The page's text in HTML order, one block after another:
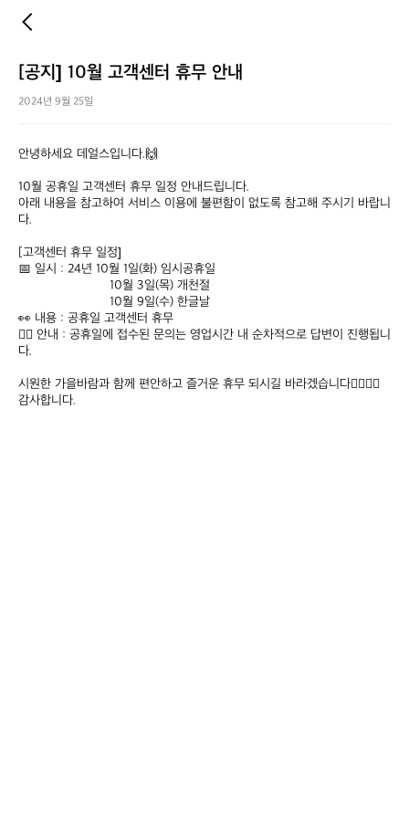
[공지] 10월 고객센터 휴무 안내
2024년 9월 25일
안녕하세요 데얼스입니다.🙌
10월 공휴일 고객센터 휴무 일정 안내드립니다.
아래 내용을 참고하여 서비스 이용에 불편함이 없도록 참고해 주시기 바랍니
다.
[고객센터 휴무 일정]
📅 일시 : 24년 10월 1일(화) 임시공휴일
👀 내용 : 공휴일 고객센터 휴무
💁‍♀️ 안내 : 공휴일에 접수된 문의는 영업시간 내 순차적으로 답변이 진행됩니
다.
시원한 가을바람과 함께 편안하고 즐거운 휴무 되시길 바라겠습니다🙇‍♂️🙇‍♀️
감사합니다.